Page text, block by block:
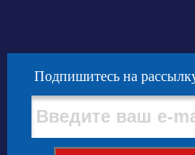
Подпишитесь на